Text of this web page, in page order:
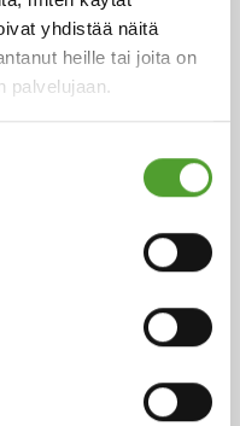
yhdistää näitä
heille tai joita on
palvelujaan.
Lue koko artikkeli